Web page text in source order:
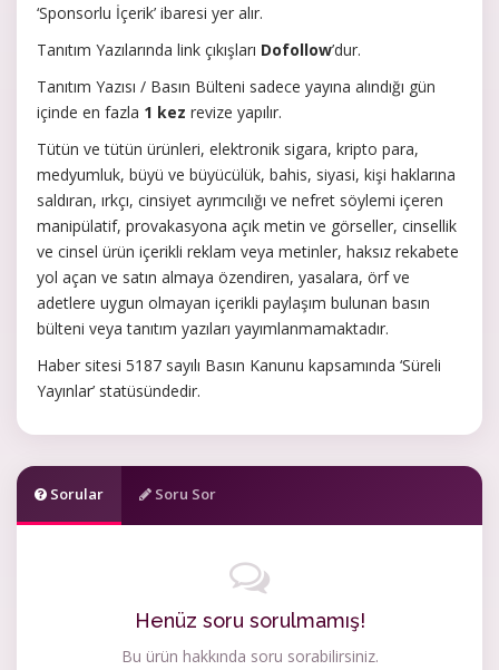
‘Sponsorlu İçerik’ ibaresi yer alır.
Tanıtım Yazılarında link çıkışları Dofollow’dur.
Tanıtım Yazısı / Basın Bülteni sadece yayına alındığı gün
içinde en fazla 1 kez revize yapılır.
Tütün ve tütün ürünleri, elektronik sigara, kripto para,
medyumluk, büyü ve büyücülük, bahis, siyasi, kişi haklarına
saldıran, ırkçı, cinsiyet ayrımcılığı ve nefret söylemi içeren
manipülatif, provakasyona açık metin ve görseller, cinsellik
ve cinsel ürün içerikli reklam veya metinler, haksız rekabete
yol açan ve satın almaya özendiren, yasalara, örf ve
adetlere uygun olmayan içerikli paylaşım bulunan basın
bülteni veya tanıtım yazıları yayımlanmamaktadır.
Haber sitesi 5187 sayılı Basın Kanunu kapsamında ‘Süreli
Yayınlar’ statüsündedir.
Sorular Soru Sor
Henüz soru sorulmamış!
Bu ürün hakkında soru sorabilirsiniz.